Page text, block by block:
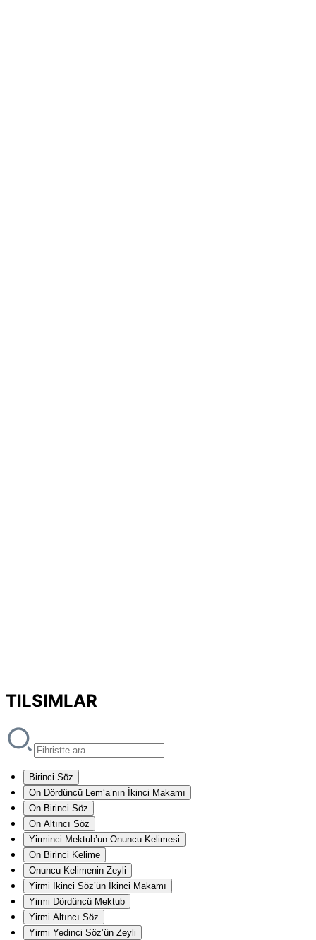
TILSIMLAR
Birinci Söz
On Dördüncü Lem‘a’nın İkinci Makamı
On Birinci Söz
On Altıncı Söz
Yirminci Mektub’un Onuncu Kelimesi
On Birinci Kelime
Onuncu Kelimenin Zeyli
Yirmi İkinci Söz’ün İkinci Makamı
Yirmi Dördüncü Mektub
Yirmi Altıncı Söz
Yirmi Yedinci Söz’ün Zeyli